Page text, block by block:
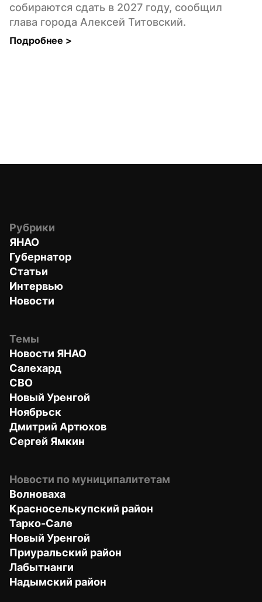
собираются сдать в 2027 году, сообщил
глава города Алексей Титовский.
Подробнее >
Рубрики
ЯНАО
Губернатор
Статьи
Интервью
Новости
Темы
Новости ЯНАО
Салехард
СВО
Новый Уренгой
Ноябрьск
Дмитрий Артюхов
Сергей Ямкин
Новости по муниципалитетам
Волноваха
Красноселькупский район
Тарко-Сале
Новый Уренгой
Приуральский район
Лабытнанги
Надымский район